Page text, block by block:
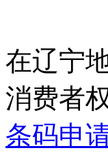
在辽宁
消费者
条码申